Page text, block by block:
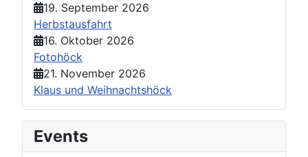
19. September 2026
Herbstausfahrt
16. Oktober 2026
Fotohöck
21. November 2026
Klaus und Weihnachtshöck
Events